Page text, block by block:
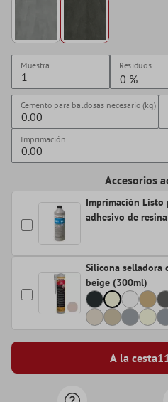
Muestra Residuos
Cemento para baldosas necesario (kg)
Imprimación
Accesorios
Imprimación Listo
adhesivo de
Silicona selladora
beige (300ml)
A la cesta